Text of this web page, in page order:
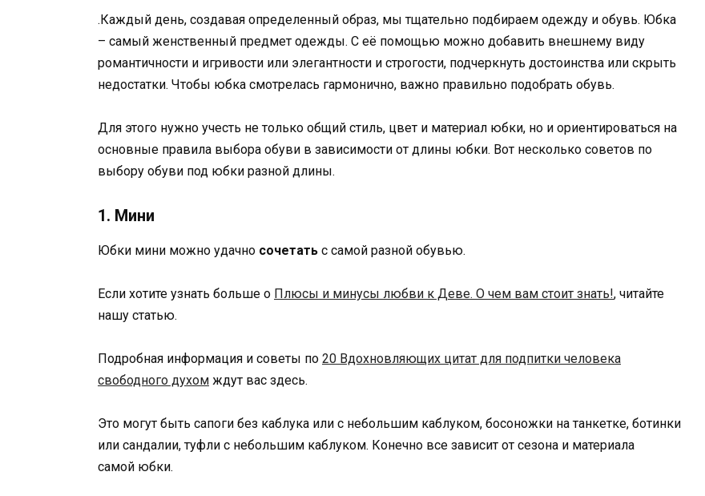
.Каждый день, создавая определенный образ, мы тщательно подбираем одежду и обувь. Юбка
– самый женственный предмет одежды. С её помощью можно добавить внешнему виду
романтичности и игривости или элегантности и строгости, подчеркнуть достоинства или скрыть
недостатки. Чтобы юбка смотрелась гармонично, важно правильно подобрать обувь.
Для этого нужно учесть не только общий стиль, цвет и материал юбки, но и ориентироваться на
основные правила выбора обуви в зависимости от длины юбки. Вот несколько советов по
выбору обуви под юбки разной длины.
1. Мини
Юбки мини можно удачно сочетать с самой разной обувью.
Если хотите узнать больше о Плюсы и минусы любви к Деве. О чем вам стоит знать!, читайте
нашу статью.
Подробная информация и советы по 20 Вдохновляющих цитат для подпитки человека
свободного духом ждут вас здесь.
Это могут быть сапоги без каблука или с небольшим каблуком, босоножки на танкетке, ботинки
или сандалии, туфли с небольшим каблуком. Конечно все зависит от сезона и материала
самой юбки.